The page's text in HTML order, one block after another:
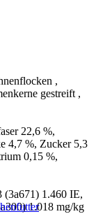
,
gestreift ,
22,6 %,
4,7 %, Zucker 5,3
0,15 %,
1.460 IE,
1.018 mg/kg